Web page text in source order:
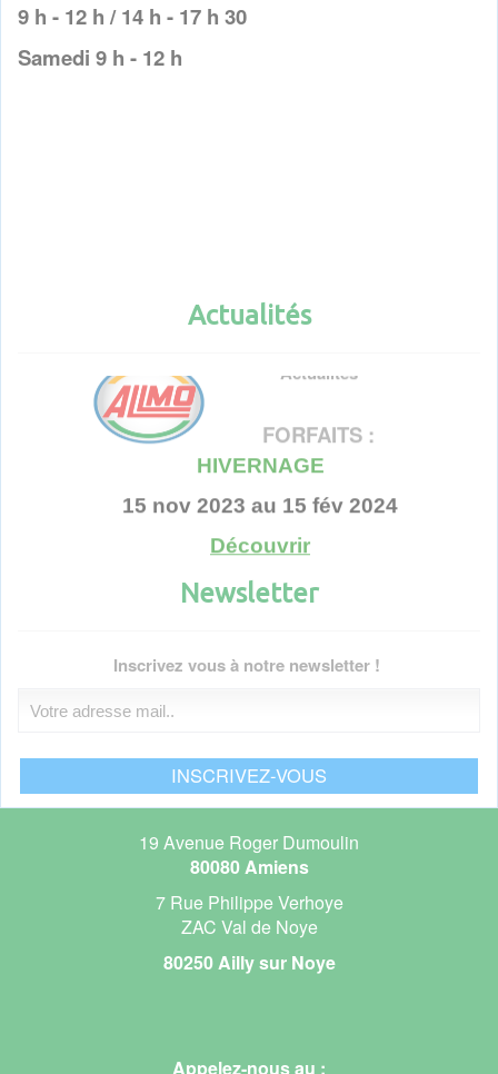
9 h - 12 h / 14 h - 17 h 30
Samedi 9 h - 12 h
Actualités
HIVERNAGE
Voir toutes les actualités
Newsletter
Inscrivez vous à notre newsletter !
19 Avenue Roger Dumoulin
80080 Amiens
7 Rue Philippe Verhoye
ZAC Val de Noye
80250 Ailly sur Noye
Appelez-nous au :